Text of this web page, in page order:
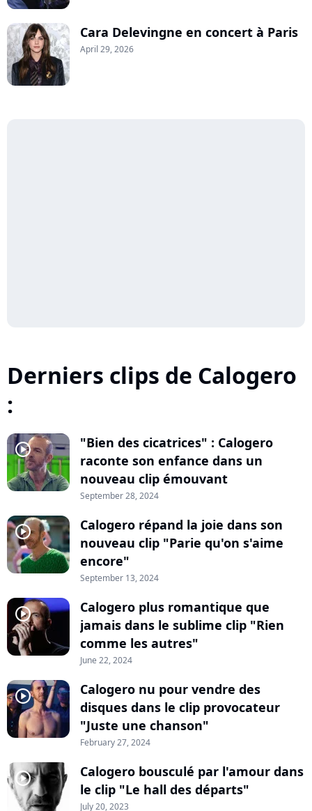
Cara Delevingne en concert à Paris
April 29, 2026
Derniers clips de Calogero
:
player2
"Bien des cicatrices" : Calogero
raconte son enfance dans un
nouveau clip émouvant
September 28, 2024
player2
Calogero répand la joie dans son
nouveau clip "Parie qu'on s'aime
encore"
September 13, 2024
player2
Calogero plus romantique que
jamais dans le sublime clip "Rien
comme les autres"
June 22, 2024
player2
Calogero nu pour vendre des
disques dans le clip provocateur
"Juste une chanson"
February 27, 2024
player2
Calogero bousculé par l'amour dans
le clip "Le hall des départs"
July 20, 2023